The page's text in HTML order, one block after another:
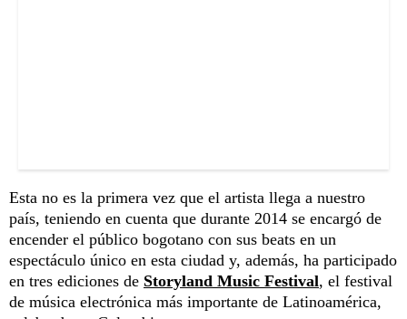
Esta no es la primera vez que el artista llega a nuestro
país, teniendo en cuenta que durante 2014 se encargó de
encender el público bogotano con sus beats en un
espectáculo único en esta ciudad y, además, ha participado
en tres ediciones de Storyland Music Festival, el festival
de música electrónica más importante de Latinoamérica,